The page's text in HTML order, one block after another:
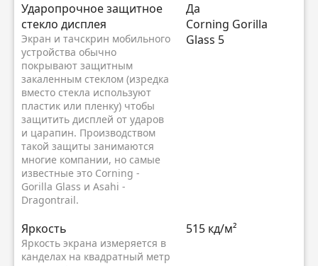
Ударопрочное защитное
стекло дисплея
Экран и тачскрин мобильного
устройства обычно
покрывают защитным
закаленным стеклом (изредка
вместо стекла используют
пластик или пленку) чтобы
защитить дисплей от ударов
и царапин. Производством
такой защиты занимаются
многие компании, но самые
известные это Corning -
Gorilla Glass и Asahi -
Dragontrail.
Да
Corning Gorilla
Glass 5
Яркость
Яркость экрана измеряется в
канделах на квадратный метр
515 кд/м²